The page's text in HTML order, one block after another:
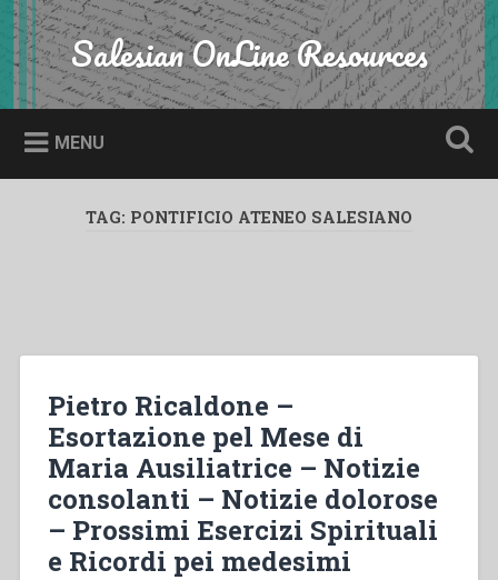
Skip
to
content
Search Salesian OnLine Resources
MENU
TAG: PONTIFICIO ATENEO SALESIANO
Pietro Ricaldone –
Esortazione pel Mese di
Maria Ausiliatrice – Notizie
consolanti – Notizie dolorose
– Prossimi Esercizi Spirituali
e Ricordi pei medesimi